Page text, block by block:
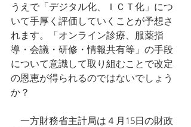
うえで「デジタル化、ＩＣＴ化」につ
いて手厚く評価していくことが予想さ
れます。「オンライン診療、服薬指
導・会議・研修・情報共有等」の手段
について意識して取り組むことで改定
の恩恵が得られるのではないでしょう
か？
一方財務省主計局は４月15日の財政